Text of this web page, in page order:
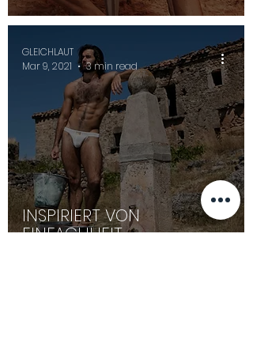
INSPIRIERT VON
EINFACHHEIT
GLEICHLAUT
Mar 9, 2021
3 min read